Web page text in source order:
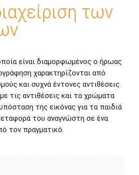
των
είναι διαμορφωμένος ο ήρωας
χαρακτηρίζονται από
και συχνά έντονες αντιθέσεις.
τις αντιθέσεις και τα χρώματα
της εικόνας για τα παιδιά
του αναγνώστη σε ένα
τον πραγματικό.